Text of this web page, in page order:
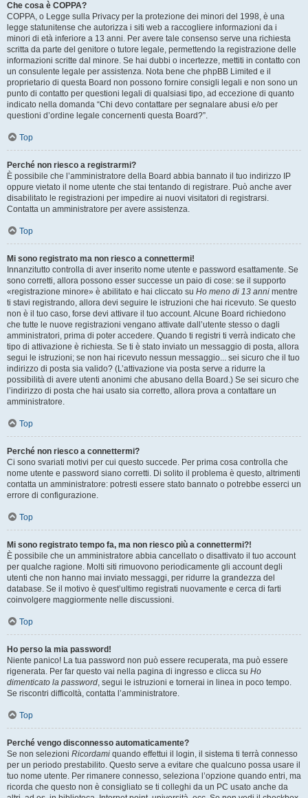
Che cosa è COPPA?
COPPA, o Legge sulla Privacy per la protezione dei minori del 1998, è una
legge statunitense che autorizza i siti web a raccogliere informazioni da i
minori di età inferiore a 13 anni. Per avere tale consenso serve una richiesta
scritta da parte del genitore o tutore legale, permettendo la registrazione delle
informazioni scritte dal minore. Se hai dubbi o incertezze, mettiti in contatto con
un consulente legale per assistenza. Nota bene che phpBB Limited e il
proprietario di questa Board non possono fornire consigli legali e non sono un
punto di contatto per questioni legali di qualsiasi tipo, ad eccezione di quanto
indicato nella domanda “Chi devo contattare per segnalare abusi e/o per
questioni d’ordine legale concernenti questa Board?”.
Top
Perché non riesco a registrarmi?
È possibile che l’amministratore della Board abbia bannato il tuo indirizzo IP
oppure vietato il nome utente che stai tentando di registrare. Può anche aver
disabilitato le registrazioni per impedire ai nuovi visitatori di registrarsi.
Contatta un amministratore per avere assistenza.
Top
Mi sono registrato ma non riesco a connettermi!
Innanzitutto controlla di aver inserito nome utente e password esattamente. Se
sono corretti, allora possono esser successe un paio di cose: se il supporto
«registrazione minore» è abilitato e hai cliccato su Ho meno di 13 anni mentre
ti stavi registrando, allora devi seguire le istruzioni che hai ricevuto. Se questo
non è il tuo caso, forse devi attivare il tuo account. Alcune Board richiedono
che tutte le nuove registrazioni vengano attivate dall’utente stesso o dagli
amministratori, prima di poter accedere. Quando ti registri ti verrà indicato che
tipo di attivazione è richiesta. Se ti è stato inviato un messaggio di posta, allora
segui le istruzioni; se non hai ricevuto nessun messaggio... sei sicuro che il tuo
indirizzo di posta sia valido? (L’attivazione via posta serve a ridurre la
possibilità di avere utenti anonimi che abusano della Board.) Se sei sicuro che
l’indirizzo di posta che hai usato sia corretto, allora prova a contattare un
amministratore.
Top
Perché non riesco a connettermi?
Ci sono svariati motivi per cui questo succede. Per prima cosa controlla che
nome utente e password siano corretti. Di solito il problema è questo, altrimenti
contatta un amministratore: potresti essere stato bannato o potrebbe esserci un
errore di configurazione.
Top
Mi sono registrato tempo fa, ma non riesco più a connettermi?!
È possibile che un amministratore abbia cancellato o disattivato il tuo account
per qualche ragione. Molti siti rimuovono periodicamente gli account degli
utenti che non hanno mai inviato messaggi, per ridurre la grandezza del
database. Se il motivo è quest’ultimo registrati nuovamente e cerca di farti
coinvolgere maggiormente nelle discussioni.
Top
Ho perso la mia password!
Niente panico! La tua password non può essere recuperata, ma può essere
rigenerata. Per far questo vai nella pagina di ingresso e clicca su Ho
dimenticato la password, segui le istruzioni e tornerai in linea in poco tempo.
Se riscontri difficoltà, contatta l’amministratore.
Top
Perché vengo disconnesso automaticamente?
Se non selezioni Ricordami quando effettui il login, il sistema ti terrà connesso
per un periodo prestabilito. Questo serve a evitare che qualcuno possa usare il
tuo nome utente. Per rimanere connesso, seleziona l’opzione quando entri, ma
ricorda che questo non è consigliato se ti colleghi da un PC usato anche da